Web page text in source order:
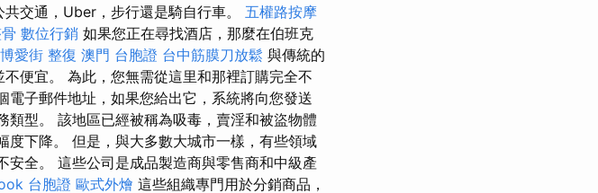
交通，Uber，步行還是騎自行車。 五權路按摩
數位行銷 如果您正在尋找酒店，那麼在伯班克
愛街 整復 澳門 台胞證 台中筋膜刀放鬆 與傳統的
便宜。 為此，您無需從這里和那裡訂購完全不
子郵件地址，如果您給出它，系統將向您發送
型。 該地區已經被稱為吸毒，賣淫和被盜物體
下降。 但是，與大多數大城市一樣，有些領域
全。 這些公司是成品製造商與零售商和中級產
台胞證 歐式外燴 這些組織專門用於分銷商品，